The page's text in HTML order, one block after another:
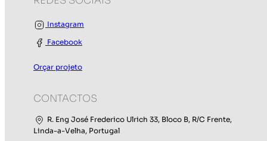
Instagram
Facebook
Orçar projeto
CONTACTOS
R. Eng José Frederico Ulrich 33, Bloco B, R/C Frente,
Linda-a-Velha, Portugal